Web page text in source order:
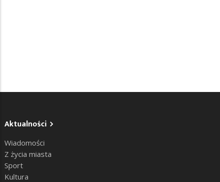
Aktualności
Wiadomości
Z życia miasta
Sport
Kultura